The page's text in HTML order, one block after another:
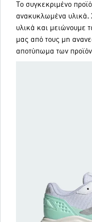
Το συγκεκριμένο
ανακυκλωμένα υλικά.
υλικά και μειώνουμε
μας από τους μη
αποτύπωμα των